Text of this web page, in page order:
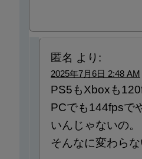
匿名 より:
2025年7月6日 2:48 AM
PS5もXboxも
PCでも144fpsで
いんじゃないの。
そんなに変わらな